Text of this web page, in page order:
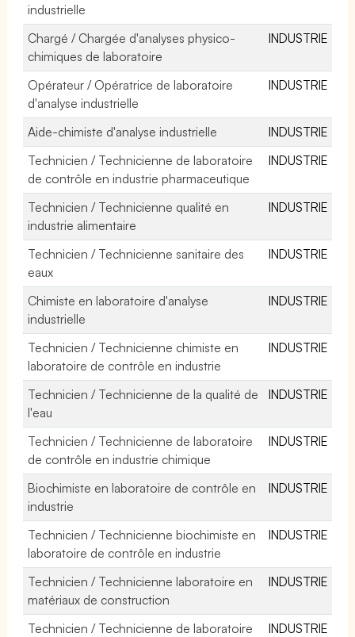
industrielle
Chargé / Chargée d'analyses physico-
chimiques de laboratoire
INDUSTRIE
Opérateur / Opératrice de laboratoire
d'analyse industrielle
INDUSTRIE
Aide-chimiste d'analyse industrielle
INDUSTRIE
Technicien / Technicienne de laboratoire
de contrôle en industrie pharmaceutique
INDUSTRIE
Technicien / Technicienne qualité en
industrie alimentaire
INDUSTRIE
Technicien / Technicienne sanitaire des
eaux
INDUSTRIE
Chimiste en laboratoire d'analyse
industrielle
INDUSTRIE
Technicien / Technicienne chimiste en
laboratoire de contrôle en industrie
INDUSTRIE
Technicien / Technicienne de la qualité de
l'eau
INDUSTRIE
Technicien / Technicienne de laboratoire
de contrôle en industrie chimique
INDUSTRIE
Biochimiste en laboratoire de contrôle en
industrie
INDUSTRIE
Technicien / Technicienne biochimiste en
laboratoire de contrôle en industrie
INDUSTRIE
Technicien / Technicienne laboratoire en
matériaux de construction
INDUSTRIE
Technicien / Technicienne de laboratoire
INDUSTRIE